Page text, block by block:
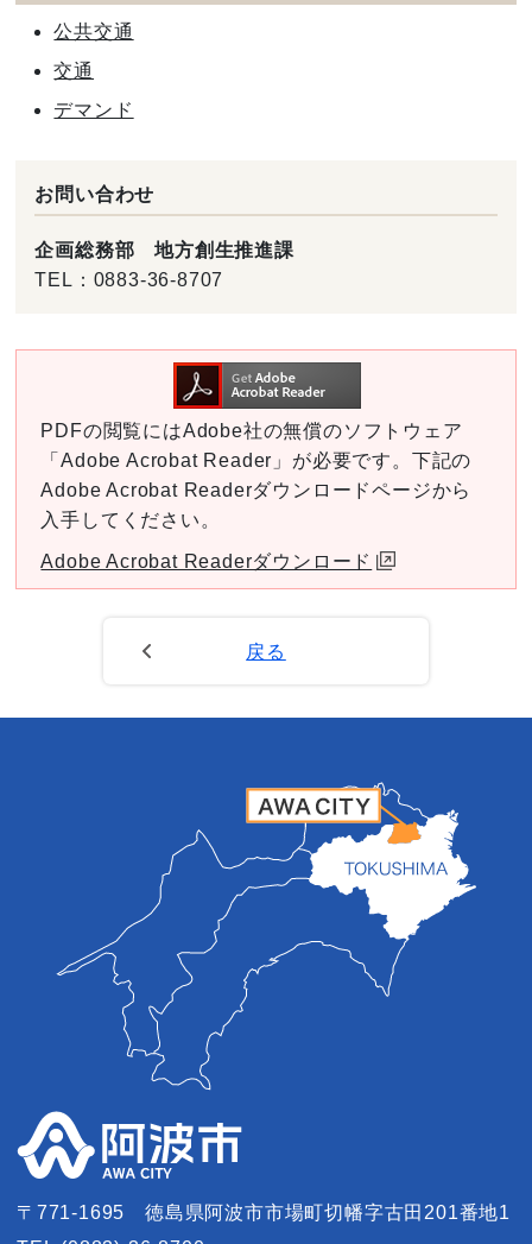
公共交通
交通
デマンド
お問い合わせ
企画総務部 地方創生推進課
TEL： 0883-36-8707
PDFの閲覧にはAdobe社の無償のソフトウェア
「Adobe Acrobat Reader」が必要です。下記の
Adobe Acrobat Readerダウンロードページから
入手してください。
Adobe Acrobat Readerダウンロード
戻る
〒771-1695
徳島県阿波市市場町切幡字古田201番地1